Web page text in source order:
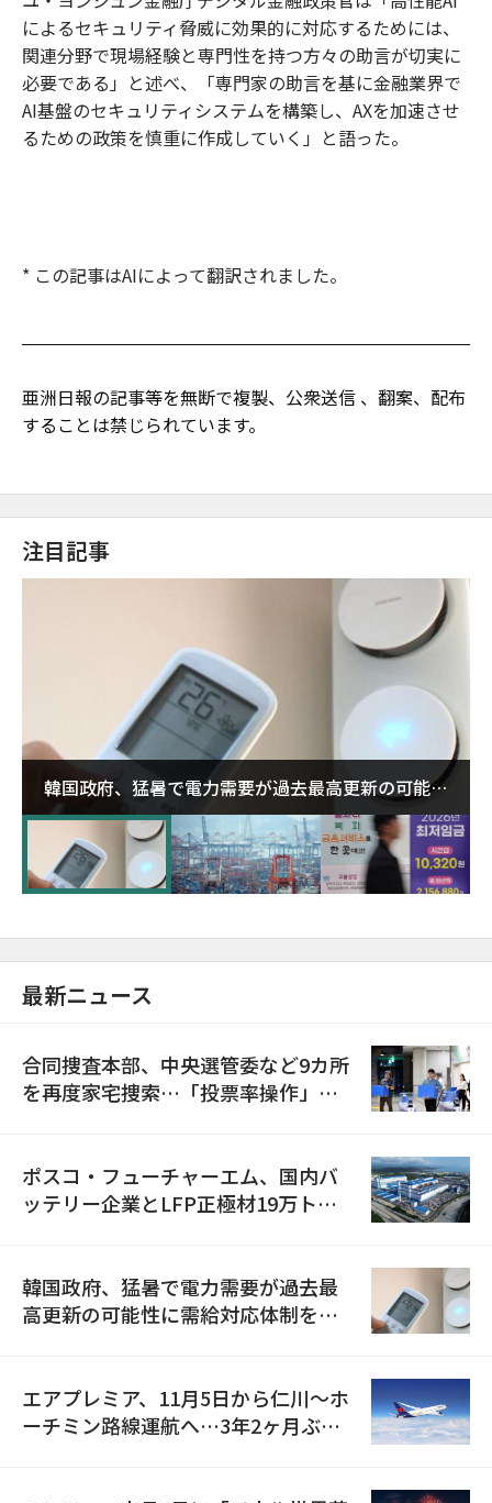
によるセキュリティ脅威に効果的に対応するためには、
関連分野で現場経験と専門性を持つ方々の助言が切実に
必要である」と述べ、「専門家の助言を基に金融業界で
AI基盤のセキュリティシステムを構築し、AXを加速させ
るための政策を慎重に作成していく」と語った。
* この記事はAIによって翻訳されました。
亜洲日報の記事等を無断で複製、公衆送信 、翻案、配布
することは禁じられています。
注目記事
韓国政府、猛暑で電力需要が過去最高更新の可能性
に需給対応体制を点検
最新ニュース
合同捜査本部、中央選管委など9カ所
を再度家宅捜索…「投票率操作」の
ポスコ・フューチャーエム、国内バ
ッテリー企業とLFP正極材19万トン
韓国政府、猛暑で電力需要が過去最
高更新の可能性に需給対応体制を点
エアプレミア、11月5日から仁川〜ホ
ーチミン路線運航へ…3年2ヶ月ぶり